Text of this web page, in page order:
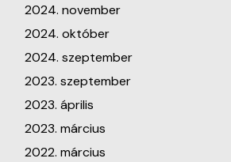
2024. november
2024. október
2024. szeptember
2023. szeptember
2023. április
2023. március
2022. március